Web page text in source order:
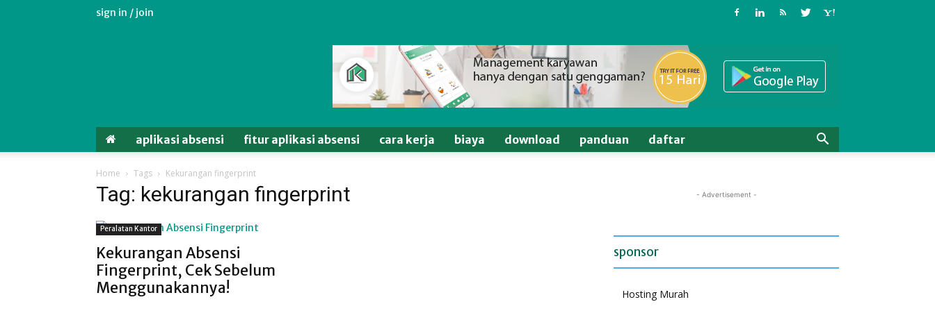
sign in / join
aplikasi absensi fitur aplikasi absensi cara kerja biaya download panduan daftar
Home Tags Kekurangan fingerprint
Tag: kekurangan fingerprint
Peralatan Kantor
Kekurangan Absensi
Fingerprint, Cek Sebelum
Menggunakannya!
- Advertisement -
sponsor
Hosting Murah